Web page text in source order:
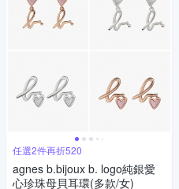
任選2件再折520
agnes b.bijoux b. logo純銀愛
心珍珠母貝耳環(多款/女)